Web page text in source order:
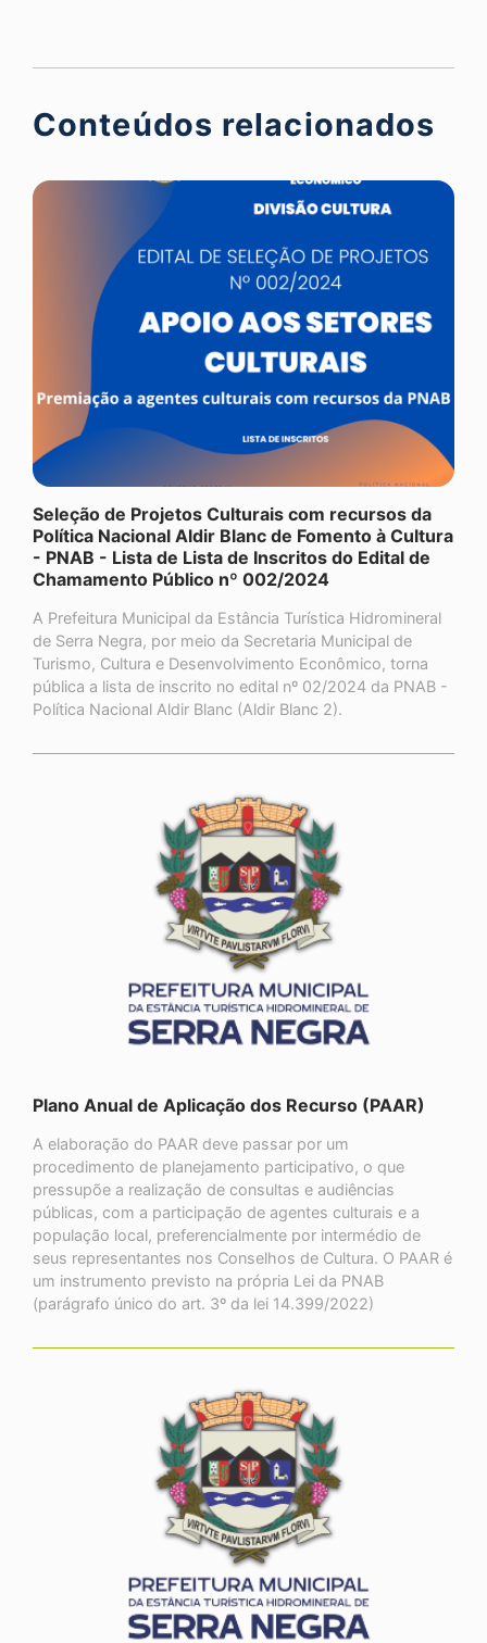
Conteúdos relacionados
Seleção de Projetos Culturais com recursos da
Política Nacional Aldir Blanc de Fomento à Cultura
- PNAB - Lista de Lista de Inscritos do Edital de
Chamamento Público nº 002/2024
A Prefeitura Municipal da Estância Turística Hidromineral
de Serra Negra, por meio da Secretaria Municipal de
Turismo, Cultura e Desenvolvimento Econômico, torna
pública a lista de inscrito no edital nº 02/2024 da PNAB -
Política Nacional Aldir Blanc (Aldir Blanc 2).
Plano Anual de Aplicação dos Recurso (PAAR)
A elaboração do PAAR deve passar por um
procedimento de planejamento participativo, o que
pressupõe a realização de consultas e audiências
públicas, com a participação de agentes culturais e a
população local, preferencialmente por intermédio de
seus representantes nos Conselhos de Cultura. O PAAR é
um instrumento previsto na própria Lei da PNAB
(parágrafo único do art. 3º da lei 14.399/2022)